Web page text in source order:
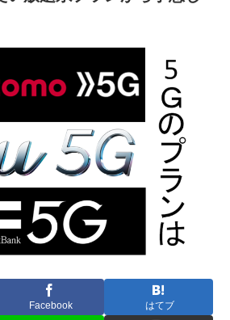
Facebook はてブ